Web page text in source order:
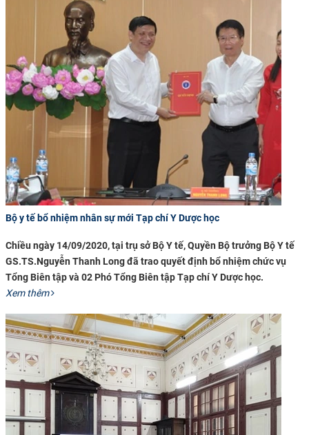
Bộ y tế bổ nhiệm nhân sự mới Tạp chí Y Dược học
Chiều ngày 14/09/2020, tại trụ sở Bộ Y tế, Quyền Bộ trưởng Bộ Y tế
GS.TS.Nguyễn Thanh Long đã trao quyết định bổ nhiệm chức vụ
Tổng Biên tập và 02 Phó Tổng Biên tập Tạp chí Y Dược học.
Xem thêm